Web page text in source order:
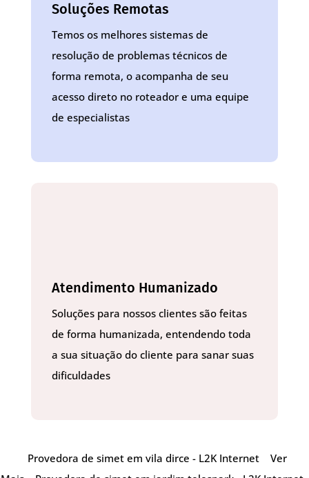
Soluções Remotas
Temos os melhores sistemas de
resolução de problemas técnicos de
forma remota, o acompanha de seu
acesso direto no roteador e uma equipe
de especialistas
Atendimento Humanizado
Soluções para nossos clientes são feitas
de forma humanizada, entendendo toda
a sua situação do cliente para sanar suas
dificuldades
Provedora de simet em vila dirce - L2K Internet
Ver